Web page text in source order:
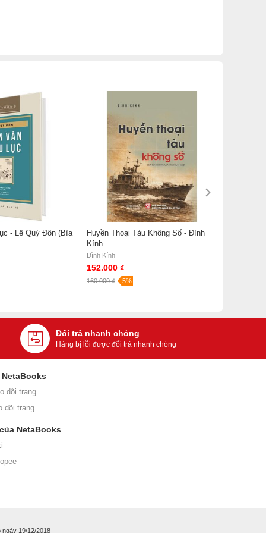
- Lê Quý Đôn (Bìa
Huyền Thoại Tàu Không Số - Đình
Kính
Đình Kính
152.000 ₫
160.000 ₫ -5%
Đổi trả nhanh chóng
Hàng bị lỗi được đổi trả nhanh chóng
dõi trang
dõi trang
NetaBooks
19/12/2018